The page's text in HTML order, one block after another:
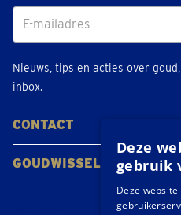
Nieuws, tips en acties over
inbox.
CONTACT
Neem contact op
Maak een afspraak
Locaties
GOUDWISSELKANTOOR
Deze
gebruik
Deze